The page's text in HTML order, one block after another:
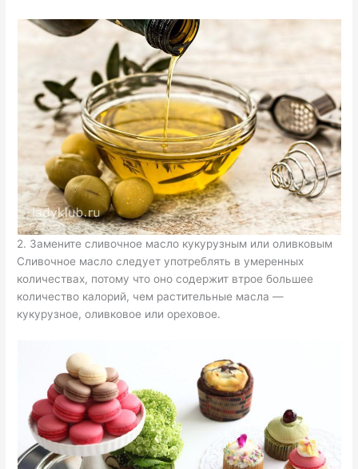
2. Замените сливочное масло кукурузным или оливковым
Сливочное масло следует употреблять в умеренных
количествах, потому что оно содержит втрое большее
количество калорий, чем растительные масла —
кукурузное, оливковое или ореховое.